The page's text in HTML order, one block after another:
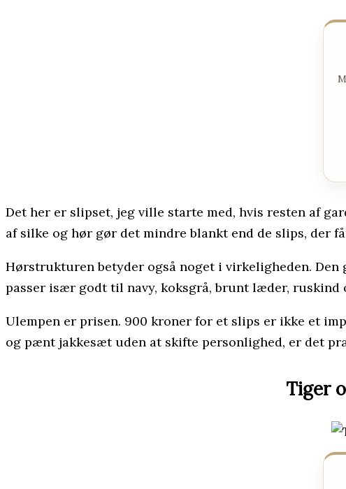
Det her er slipset, jeg ville starte med, hvis resten af
af silke og hør gør det mindre blankt end de slips, der
Hørstrukturen betyder også noget i virkeligheden.
passer især godt til navy, koksgrå, brunt læder, ruskind
Ulempen er prisen. 900 kroner for et slips er ikke et
og pænt jakkesæt uden at skifte personlighed, er det
Tiger